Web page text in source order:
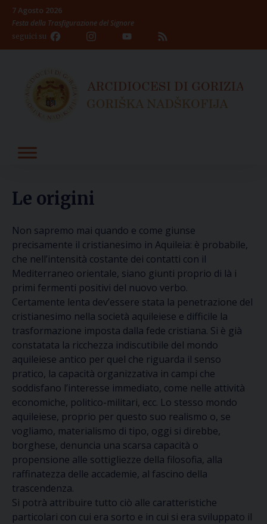
Skip
content
7 Agosto 2026
Festa della Trasfigurazione del Signore
seguici su Facebook InstagramYouTube
Channel
Le origini
Non sapremo mai quando e come giunse
precisamente il cristianesimo in Aquileia: è probabile,
che nell’intensità costante dei contatti con il
Mediterraneo orientale, siano giunti proprio di là i
primi fermenti positivi del nuovo verbo.
Certamente lenta dev’essere stata la penetrazione del
cristianesimo nella società aquileiese e difficile la
trasformazione imposta dalla fede cristiana. Si è già
constatata la ricchezza indiscutibile del mondo
aquileiese antico per quel che riguarda il senso
pratico, la capacità organizzativa in campi che
soddisfano l’interesse immediato, come nelle attività
economiche, politico-militari, ecc. Lo stesso mondo
aquileiese, proprio per questo suo realismo o, se
vogliamo, materialismo di tipo, oggi si direbbe,
borghese, denuncia una scarsa capacità o
propensione alle sottigliezze della filosofia, alla
raffinatezza delle accademie, al fascino della
trascendenza.
Si potrà attribuire tutto ciò alle caratteristiche
particolari con cui era sorto e in cui si era sviluppato il